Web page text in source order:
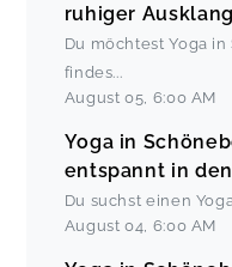
ruhiger
Du möchtest Yoga
findes...
August 05 6:00 AM
Yoga in
entspannt in
Du suchst einen
August 04 6:00 AM